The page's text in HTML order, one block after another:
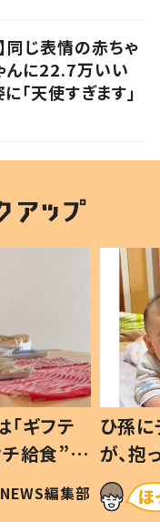
同じ表情の赤ちゃ
んに22.7万いい
「天使すぎます」
ギフテ
給食”を
令和の親
編集部
ひ孫
が、
「涙が
い」